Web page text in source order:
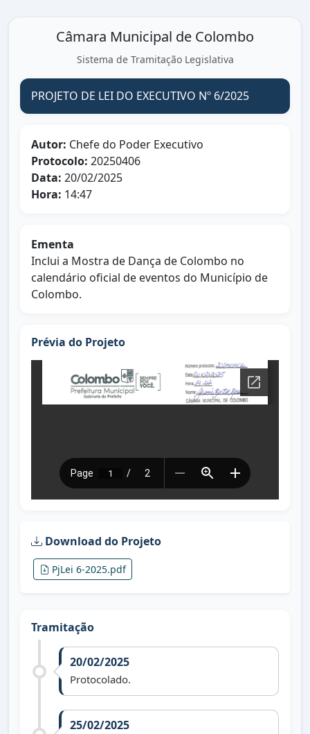
Câmara Municipal de Colombo
Sistema de Tramitação Legislativa
PROJETO DE LEI DO EXECUTIVO Nº 6/2025
Autor: Chefe do Poder Executivo
Protocolo: 20250406
Data: 20/02/2025
Hora: 14:47
Ementa
Inclui a Mostra de Dança de Colombo no
calendário oficial de eventos do Município de
Colombo.
Prévia do Projeto
Download do Projeto
PjLei 6-2025.pdf
Tramitação
20/02/2025
Protocolado.
25/02/2025